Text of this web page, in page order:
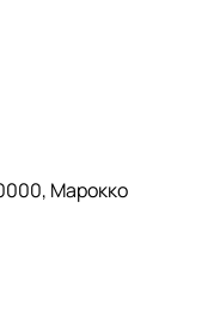
Марокко